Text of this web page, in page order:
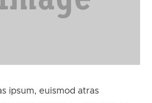
ipsum, euismod atras